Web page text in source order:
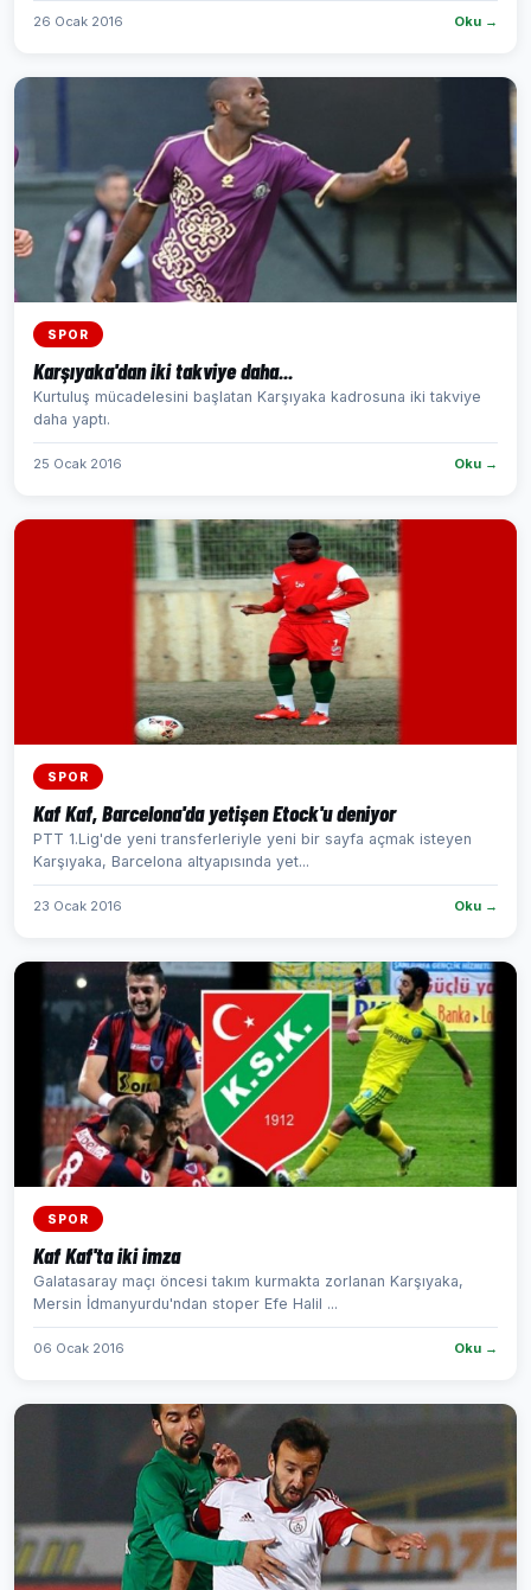
26 Ocak 2016 Oku →
SPOR
Karşıyaka'dan iki takviye daha...
Kurtuluş mücadelesini başlatan Karşıyaka kadrosuna iki takviye
daha yaptı.
25 Ocak 2016 Oku →
SPOR
Kaf Kaf, Barcelona'da yetişen Etock'u deniyor
PTT 1.Lig'de yeni transferleriyle yeni bir sayfa açmak isteyen
Karşıyaka, Barcelona altyapısında yet...
23 Ocak 2016 Oku →
SPOR
Kaf Kaf'ta iki imza
Galatasaray maçı öncesi takım kurmakta zorlanan Karşıyaka,
Mersin İdmanyurdu'ndan stoper Efe Halil ...
06 Ocak 2016 Oku →